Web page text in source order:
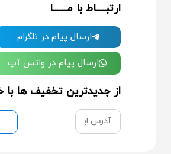
ارتبــــاط با مــــــا
ارسال پیام در تلگرام
ارسال پیام در واتس آپ
از جدیدترین تخفیف ها با